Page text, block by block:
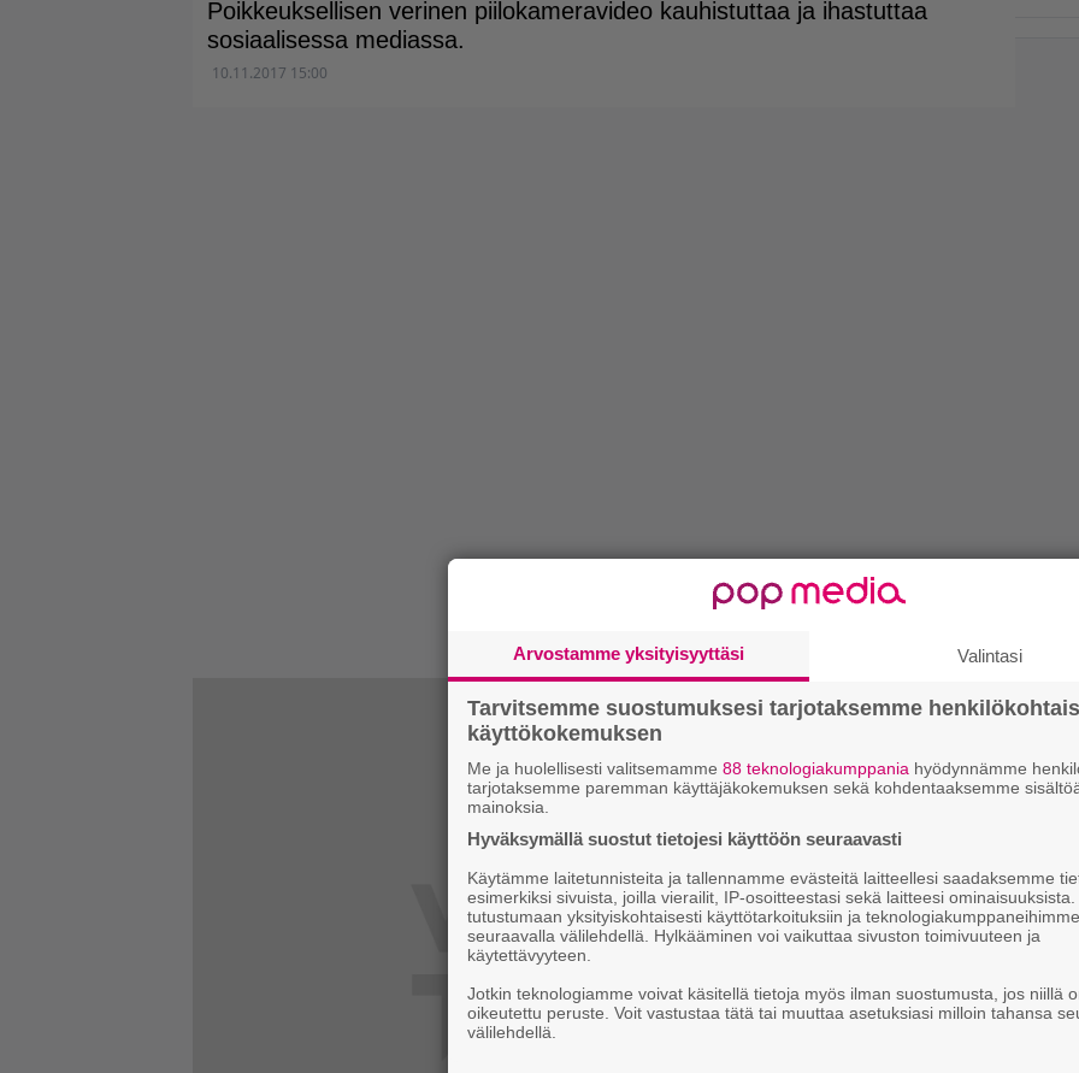
Poikkeuksellisen verinen piilokameravideo kauhistuttaa ja ihastuttaa
sosiaalisessa mediassa.
10.11.2017 15:00
Arvostamme yksityisyyttäsi Valintasi
Tarvitsemme suostumuksesi tarjotaksemme
käyttökokemuksen
Me ja huolellisesti valitsemamme 88 teknologiakumppania hyödynnämme
tarjotaksemme paremman käyttäjäkokemuksen sekä kohdentaaksemme
mainoksia.
Hyväksymällä suostut tietojesi käyttöön seuraavasti
Käytämme laitetunnisteita ja tallennamme evästeitä laitteellesi saadaksemme
esimerkiksi sivuista, joilla vierailit, IP-osoitteestasi sekä laitteesi
tutustumaan yksityiskohtaisesti käyttötarkoituksiin ja teknologiakumppaneihimme
seuraavalla välilehdellä. Hylkääminen voi vaikuttaa sivuston toimivuuteen ja
käytettävyyteen.
Jotkin teknologiamme voivat käsitellä tietoja myös ilman suostumusta, jos niillä
oikeutettu peruste. Voit vastustaa tätä tai muuttaa asetuksiasi milloin tahansa
välilehdellä.